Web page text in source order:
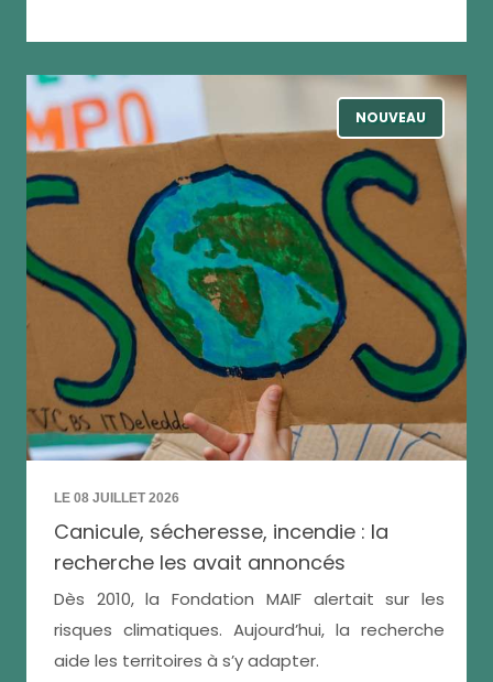
NOUVEAU
LE 08 JUILLET 2026
Canicule, sécheresse, incendie : la
recherche les avait annoncés
Dès 2010, la Fondation MAIF alertait sur les
risques climatiques. Aujourd’hui, la recherche
aide les territoires à s’y adapter.